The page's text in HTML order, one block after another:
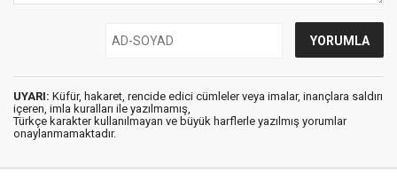
UYARI: Küfür, hakaret, rencide edici cümleler veya imalar, inançlara saldırı
içeren, imla kuralları ile yazılmamış,
Türkçe karakter kullanılmayan ve büyük harflerle yazılmış yorumlar
onaylanmamaktadır.